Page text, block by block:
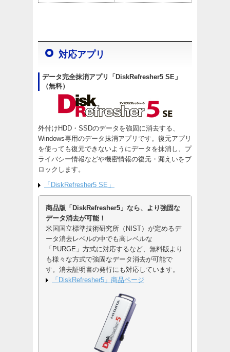
対応アプリ
データ完全抹消アプリ「DiskRefresher5 SE」
（無料）
外付けHDD・SSDのデータを強固に消去する、
Windows専用のデータ抹消アプリです。復元アプリ
を使っても復元できないようにデータを抹消し、プ
ライバシー情報などや機密情報の復元・漏えいをブ
ロックします。
「DiskRefresher5 SE」
商品版「DiskRefresher5」なら、より強固な
データ消去が可能！
米国国立標準技術研究所（NIST）が定めるデ
ータ消去レベルの中でも高レベルな
「PURGE」方式に対応するなど、無料版より
も様々な方式で強固なデータ消去が可能で
す。消去証明書の発行にも対応しています。
「DiskRefresher5」商品ページ